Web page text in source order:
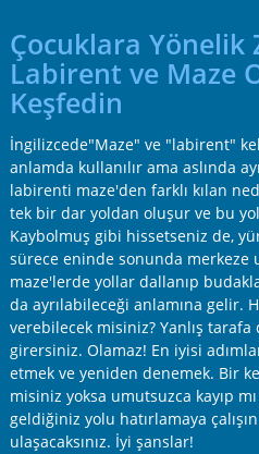
Çocuklara Yönelik
Labirent ve Maze
Keşfedin
İngilizcede"Maze" ve "labirent"
anlamda kullanılır ama aslında
labirenti maze'den farklı kılan
tek bir dar yoldan oluşur ve bu
Kaybolmuş gibi hissetseniz de,
sürece eninde sonunda
maze'lerde yollar dallanıp
da ayrılabileceği anlamına gelir.
verebilecek misiniz? Yanlış
girersiniz. Olamaz! En iyisi
etmek ve yeniden denemek. Bir
misiniz yoksa umutsuzca kayıp mı
geldiğiniz yolu hatırlamaya
ulaşacaksınız. İyi şanslar!